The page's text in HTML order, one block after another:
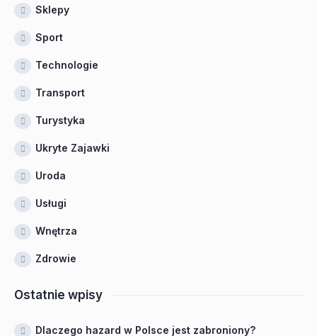
Sklepy
Sport
Technologie
Transport
Turystyka
Ukryte Zajawki
Uroda
Usługi
Wnętrza
Zdrowie
Ostatnie wpisy
Dlaczego hazard w Polsce jest zabroniony?